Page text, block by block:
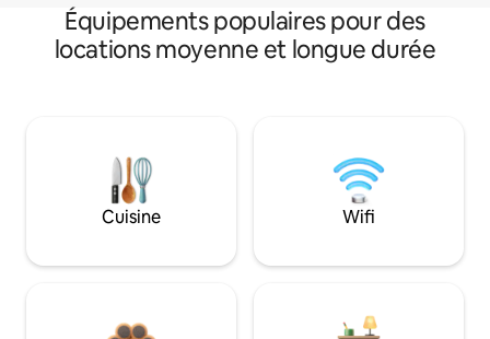
Équipements populaires pour des
locations moyenne et longue durée
Cuisine Wifi